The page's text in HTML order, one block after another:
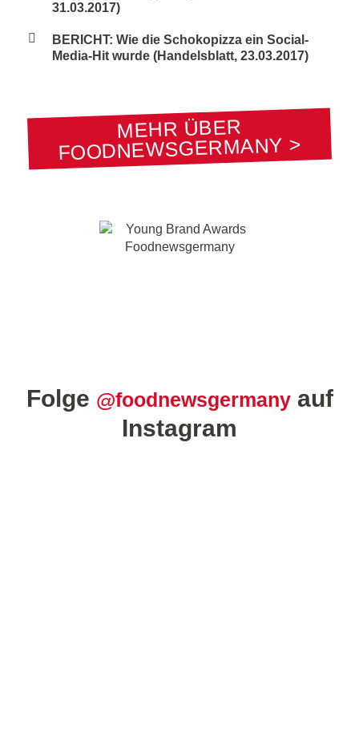
31.03.2017)
BERICHT: Wie die Schokopizza ein Social-
Media-Hit wurde (Handelsblatt, 23.03.2017)
MEHR ÜBER
FOODNEWSGERMANY >
Folge @foodnewsgermanyauf
Instagram